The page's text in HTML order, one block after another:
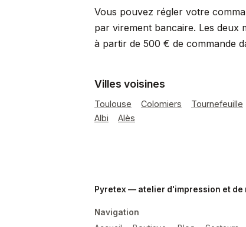
Vous pouvez régler votre
par virement bancaire. Les deux
à partir de 500 € de commande
Villes voisines
Toulouse Colomiers Tournefeuille
Albi
Alès
Pyretex — atelier d'impression et de
Navigation